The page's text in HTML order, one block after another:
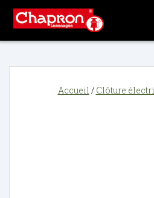
Accueil / Clôture